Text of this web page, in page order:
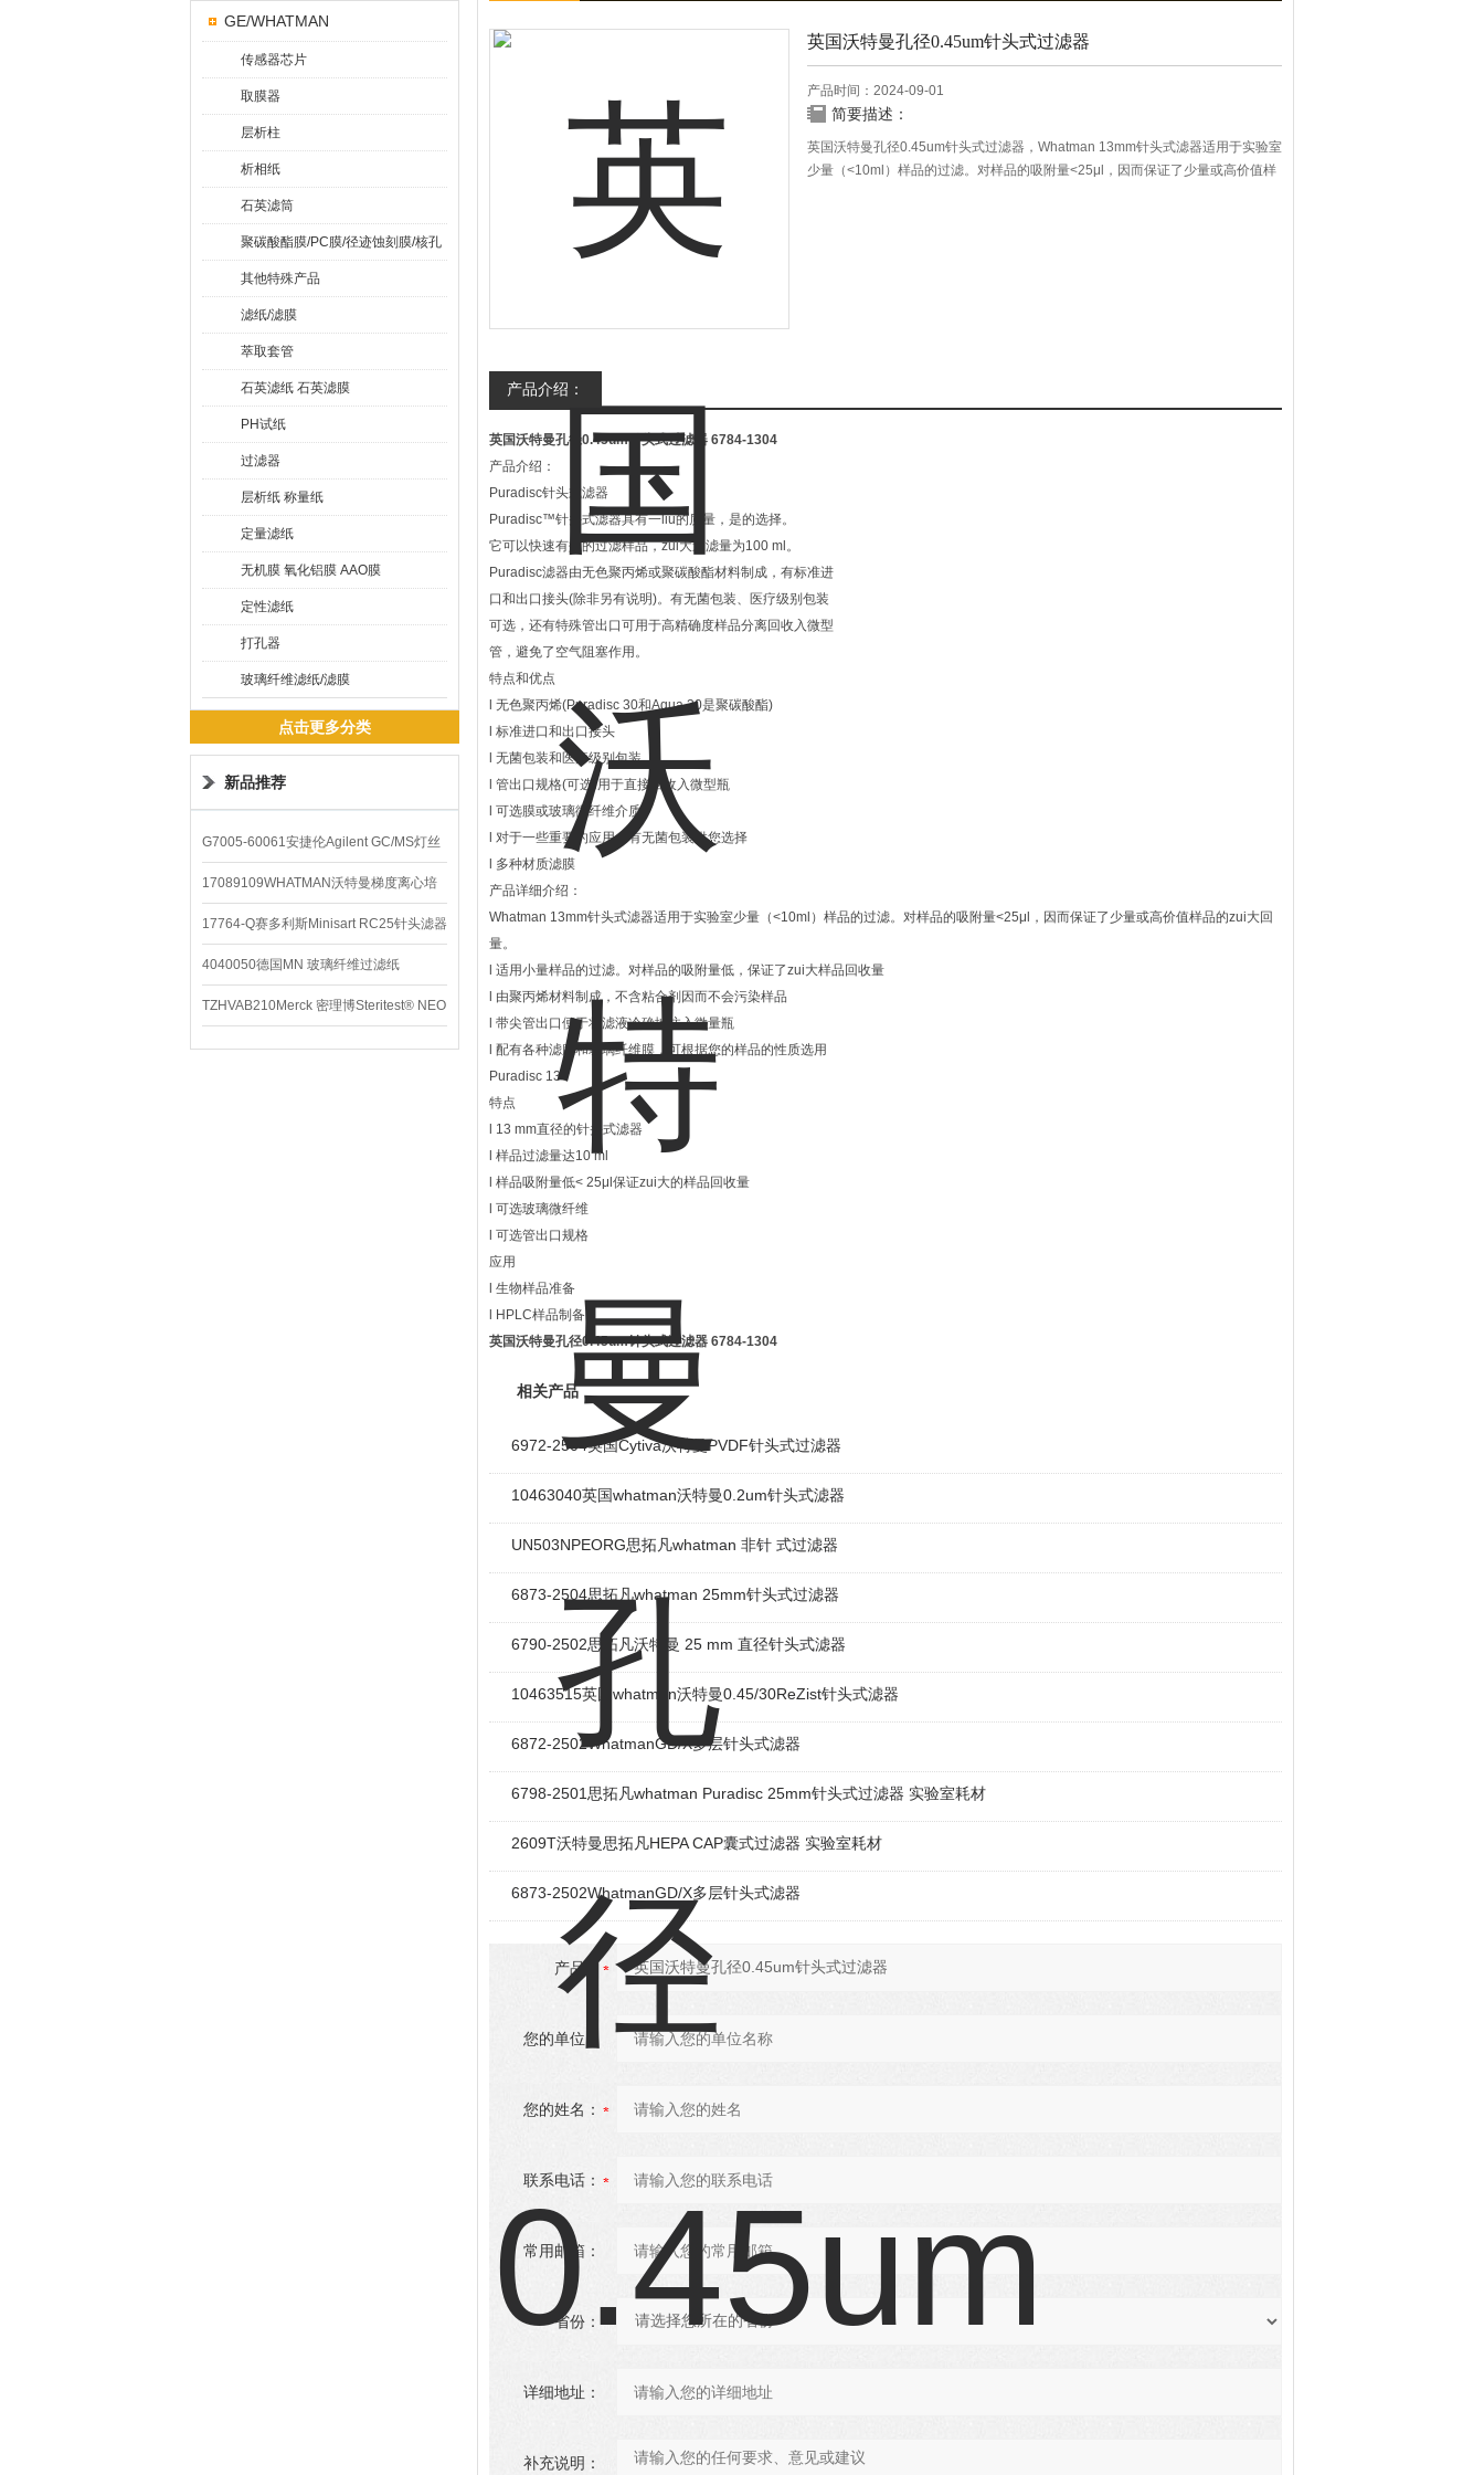
GE/WHATMAN
传感器芯片
取膜器
层析柱
析相纸
石英滤筒
聚碳酸酯膜/PC膜/径迹蚀刻膜/核孔
膜
其他特殊产品
滤纸/滤膜
萃取套管
石英滤纸 石英滤膜
PH试纸
过滤器
层析纸 称量纸
定量滤纸
无机膜 氧化铝膜 AAO膜
定性滤纸
打孔器
玻璃纤维滤纸/滤膜
点击更多分类
新品推荐
G7005-60061安捷伦Agilent GC/MS灯丝
配件
17089109WHATMAN沃特曼梯度离心培
养基
17764-Q赛多利斯Minisart RC25针头滤器
4040050德国MN 玻璃纤维过滤纸
TZHVAB210Merck 密理博Steritest® NEO
设备
英国沃特曼孔径0.45um针头式过滤器
产品时间：2024-09-01
简要描述：
英国沃特曼孔径0.45um针头式过滤器，Whatman 13mm针头式滤器适用于实验室
少量（<10ml）样品的过滤。对样品的吸附量<25μl，因而保证了少量或高价值样
产品介绍：
英国沃特曼孔径0.45um针头式过滤器 6784-1304
产品介绍：
Puradisc针头式滤器
Puradisc™针头式滤器具有一liu的质量，是的选择。
它可以快速有效的过滤样品，zui大过滤量为100 ml。
Puradisc滤器由无色聚丙烯或聚碳酸酯材料制成，有标准进
口和出口接头(除非另有说明)。有无菌包装、医疗级别包装
可选，还有特殊管出口可用于高精确度样品分离回收入微型
管，避免了空气阻塞作用。
特点和优点
l 无色聚丙烯(Puradisc 30和Aqua 30是聚碳酸酯)
l 标准进口和出口接头
l 无菌包装和医疗级别包装
l 管出口规格(可选)用于直接回收入微型瓶
l 可选膜或玻璃微纤维介质
l 对于一些重要的应用，有无菌包装供您选择
l 多种材质滤膜
产品详细介绍：
Whatman 13mm针头式滤器适用于实验室少量（<10ml）样品的过滤。对样品的吸附量<25μl，因而保证了少量或高价值样品的zui大回
量。
l 适用小量样品的过滤。对样品的吸附量低，保证了zui大样品回收量
l 由聚丙烯材料制成，不含粘合剂因而不会污染样品
l 带尖管出口便于将滤液冷确地注入微量瓶
l 配有各种滤膜和玻璃纤维膜，可根据您的样品的性质选用
Puradisc 13
特点
l 13 mm直径的针头式滤器
l 样品过滤量达10 ml
l 样品吸附量低< 25μl保证zui大的样品回收量
l 可选玻璃微纤维
l 可选管出口规格
应用
l 生物样品准备
l HPLC样品制备
英国沃特曼孔径0.45um针头式过滤器 6784-1304
相关产品
6972-2504英国Cytiva沃特曼PVDF针头式过滤器
10463040英国whatman沃特曼0.2um针头式滤器
UN503NPEORG思拓凡whatman 非针 式过滤器
6873-2504思拓凡whatman 25mm针头式过滤器
6790-2502思拓凡沃特曼 25 mm 直径针头式滤器
10463515英国whatman沃特曼0.45/30ReZist针头式滤器
6872-2502WhatmanGD/X多层针头式滤器
6798-2501思拓凡whatman Puradisc 25mm针头式过滤器 实验室耗材
2609T沃特曼思拓凡HEPA CAP囊式过滤器 实验室耗材
6873-2502WhatmanGD/X多层针头式滤器
产品：
您的单位：
您的姓名：
联系电话：
常用邮箱：
省份：
详细地址：
补充说明：